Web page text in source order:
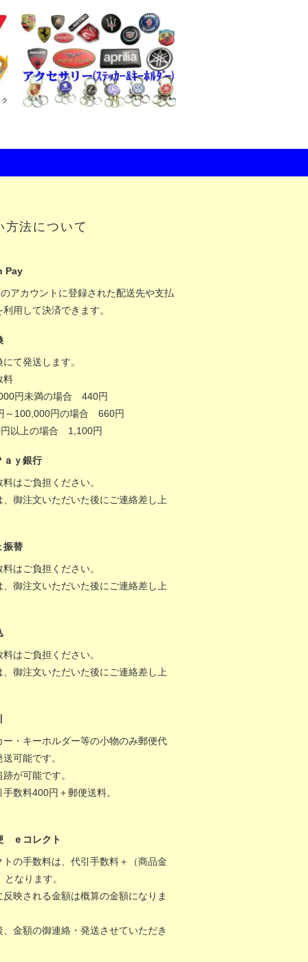
方法について
Pay
アカウントに登録された配送先や支払
利用して決済できます。
て発送します。
料
円未満の場合 440円
～100,000円の場合 660円
以上の場合 1,100円
ａｙ銀行
はご負担ください。
、御注文いただいた後にご連絡差し上
振替
はご負担ください。
、御注文いただいた後にご連絡差し上
はご負担ください。
、御注文いただいた後にご連絡差し上
ー・キーホルダー等の小物のみ郵便代
可能です。
が可能です。
数料400円＋郵便送料。
ｅコレクト
トの手数料は、代引手数料＋（商品金
となります。
反映される金額は概算の金額になりま
、金額の御連絡・発送させていただき